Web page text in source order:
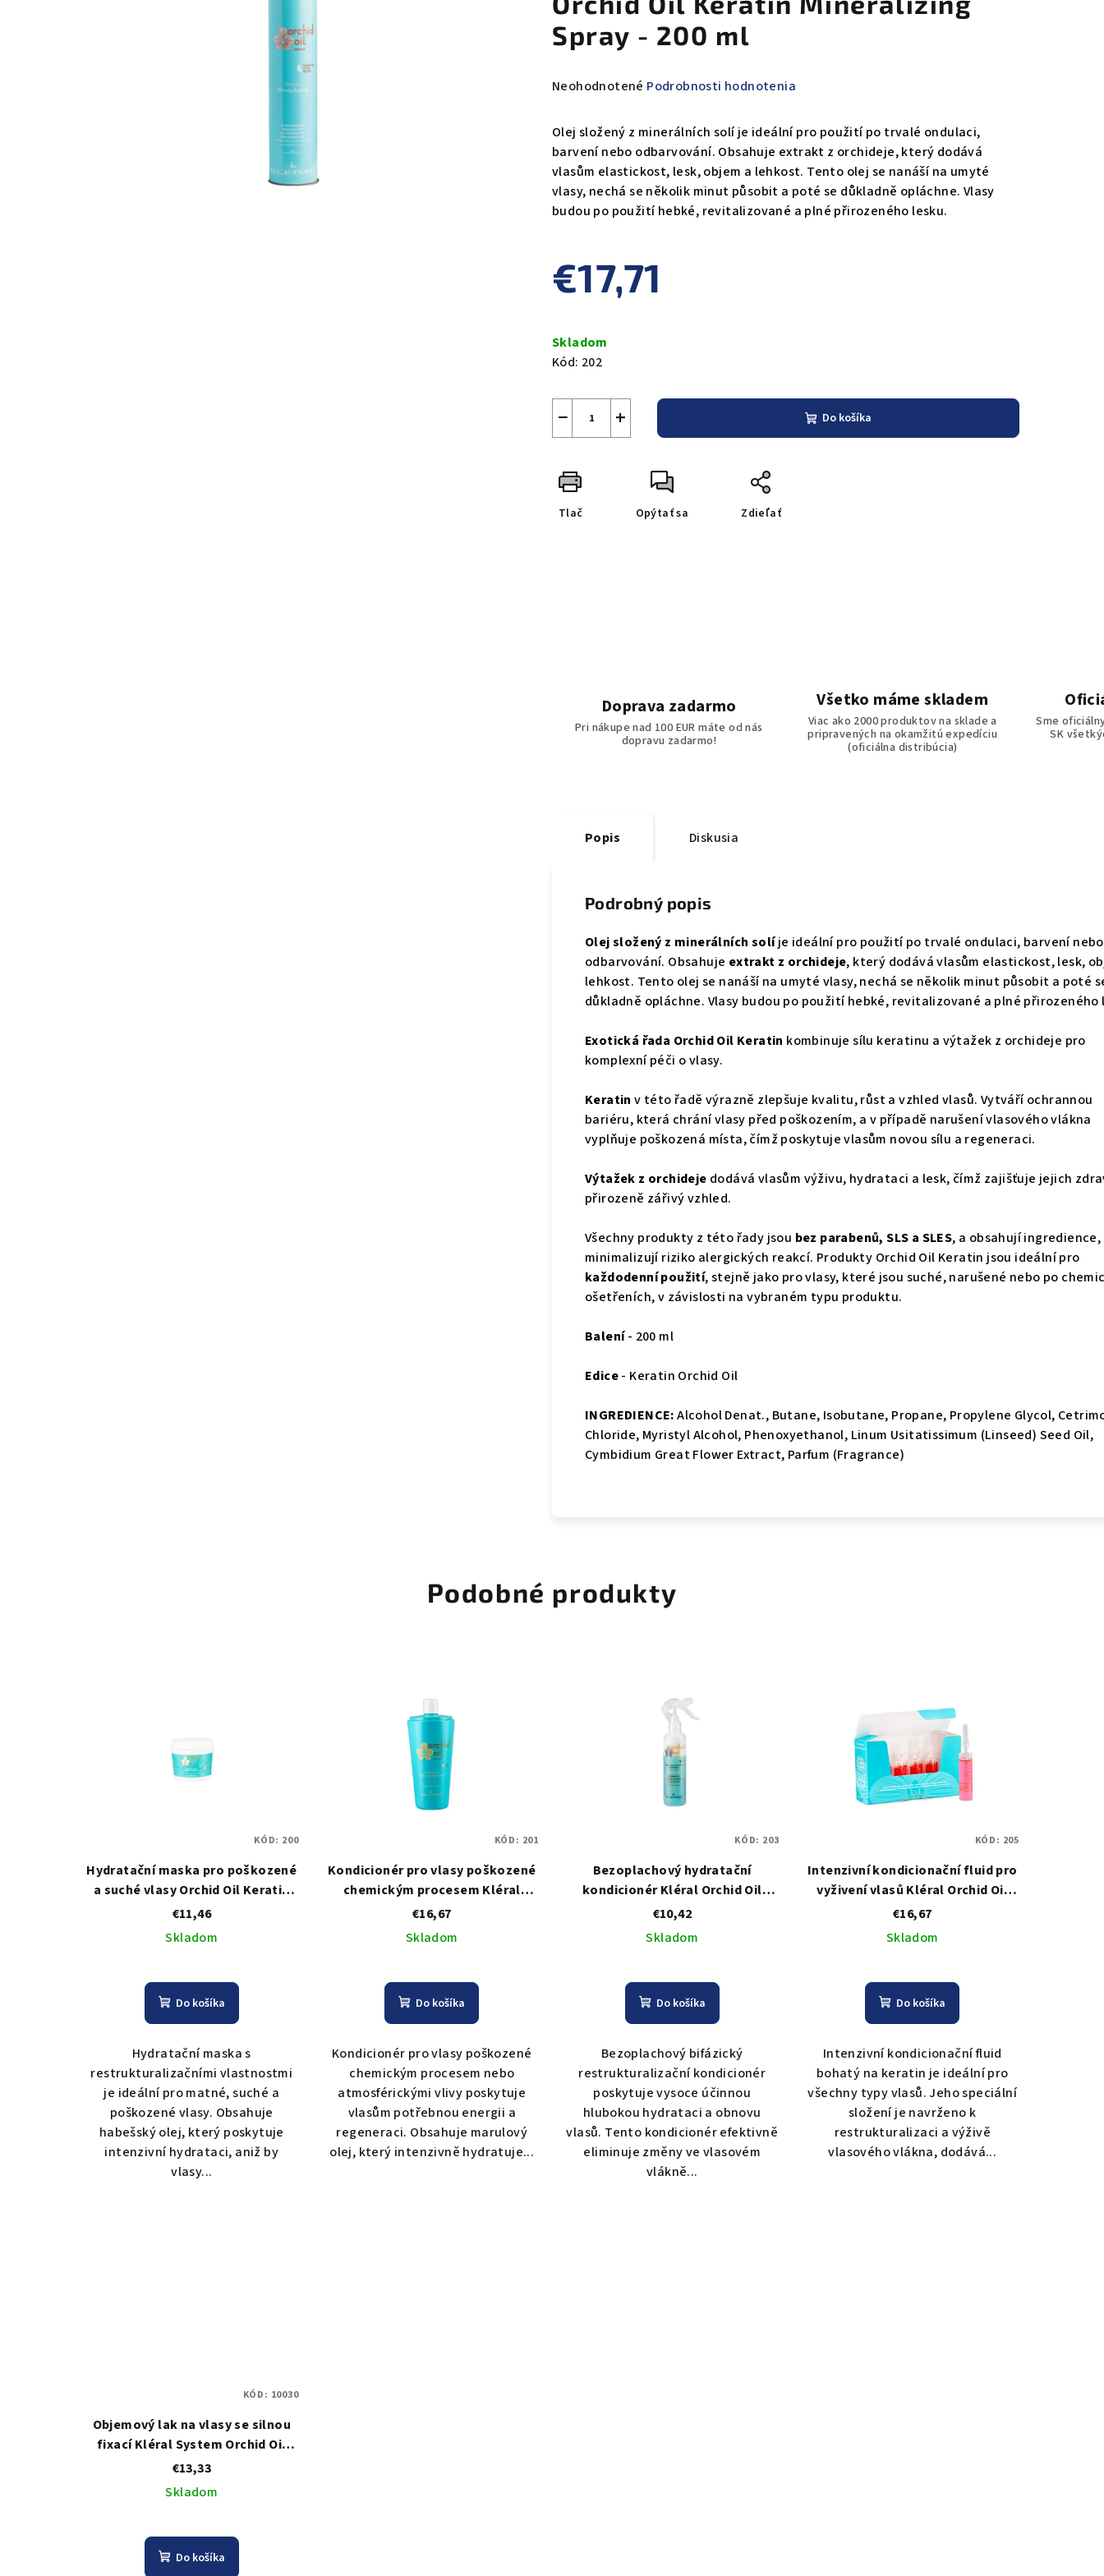
Spray - 200 ml
Priemerné
produktu
je
0,0
5
hviezdičiek.
Neohodnotené Podrobnosti hodnotenia
Olej složený z minerálních solí je ideální pro použití po trvalé ondulaci,
barvení nebo odbarvování. Obsahuje extrakt z orchideje, který dodává
vlasům elastickost, lesk, objem a lehkost. Tento olej se nanáší na umyté
vlasy, nechá se několik minut působit a poté se důkladně opláchne. Vlasy
budou po použití hebké, revitalizované a plné přirozeného lesku.
€17,71
cena:
Skladom
Kód: 202
+
− Do košíka
Tlač Opýtať sa Zdieľať
Doprava zadarmo
Pri nákupe nad 100 EUR máte od nás
dopravu zadarmo!
Všetko máme skladem
Viac ako 2000 produktov na sklade a
pripravených na okamžitú expedíciu
(oficiálna distribúcia)
Sme
SK
Popis Diskusia
Podrobný popis
Olej složený z minerálních solíje ideální pro použití po trvalé ondulaci, barvení nebo
odbarvování. Obsahuje extrakt z orchideje, který dodává vlasům elastickost, lesk,
lehkost. Tento olej se nanáší na umyté vlasy, nechá se několik minut působit a poté
důkladně opláchne. Vlasy budou po použití hebké, revitalizované a plné přirozeného
Exotická řada Orchid Oil Keratin kombinuje sílu keratinu a výtažek z orchideje pro
komplexní péči o vlasy.
Keratin v této řadě výrazně zlepšuje kvalitu, růst a vzhled vlasů. Vytváří ochrannou
bariéru, která chrání vlasy před poškozením, a v případě narušení vlasového vlákna
vyplňuje poškozená místa, čímž poskytuje vlasům novou sílu a regeneraci.
Výtažek z orchideje dodává vlasům výživu, hydrataci a lesk, čímž zajišťuje jejich
přirozeně zářivý vzhled.
Všechny produkty z této řady jsou bez parabenů, SLS a SLES, a obsahují
minimalizují riziko alergických reakcí. Produkty Orchid Oil Keratin jsou ideální pro
každodenní použití, stejně jako pro vlasy, které jsou suché, narušené nebo po
ošetřeních, v závislosti na vybraném typu produktu.
Balení- 200 ml
Edice- Keratin Orchid Oil
INGREDIENCE:Alcohol Denat., Butane, Isobutane, Propane, Propylene Glycol,
Chloride, Myristyl Alcohol, Phenoxyethanol, Linum Usitatissimum (Linseed) Seed Oil,
Cymbidium Great Flower Extract, Parfum (Fragrance)
Podobné produkty
Hydratační maska pro poškozené
a suché vlasy Orchid Oil Keratin
Cream Treatment - 500 ml
€11,46
Skladom
Do košíka
Hydratační maska s
restrukturalizačními vlastnostmi
je ideální pro matné, suché a
poškozené vlasy. Obsahuje
habešský olej, který poskytuje
intenzivní hydrataci, aniž by
vlasy...
KÓD: 200
Kondicionér pro vlasy poškozené
chemickým procesem Kléral
Orchid Oil Keratin Conditioner
Instant Cream - 1000 ml
€16,67
Skladom
Do košíka
Kondicionér pro vlasy poškozené
chemickým procesem nebo
atmosférickými vlivy poskytuje
vlasům potřebnou energii a
regeneraci. Obsahuje marulový
olej, který intenzivně hydratuje...
KÓD: 201
Bezoplachový hydratační
kondicionér Kléral Orchid Oil
Keratin Biphase Conditioner - 250
ml
€10,42
Skladom
Do košíka
Bezoplachový bifázický
restrukturalizační kondicionér
poskytuje vysoce účinnou
hlubokou hydrataci a obnovu
vlasů. Tento kondicionér efektivně
eliminuje změny ve vlasovém
vlákně...
KÓD: 203
Intenzivní kondicionační fluid pro
vyživení vlasů Kléral Orchid Oil
Ampouls - 10 x 10 ml
€16,67
Skladom
Do košíka
Intenzivní kondicionační fluid
bohatý na keratin je ideální pro
všechny typy vlasů. Jeho speciální
složení je navrženo k
restrukturalizaci a výživě
vlasového vlákna, dodává...
KÓD: 205
Objemový lak na vlasy se silnou
fixací Kléral System Orchid Oil
Keratin Hair Spray Strong - 750 ml
€13,33
Skladom
Do košíka
KÓD: 10030